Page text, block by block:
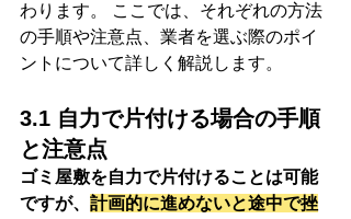
わります。 ここでは、それぞれの方法
の手順や注意点、業者を選ぶ際のポイ
ントについて詳しく解説します。
3.1 自力で片付ける場合の手順
と注意点
ゴミ屋敷を自力で片付けることは可能
ですが、 計画的に進めないと途中で挫